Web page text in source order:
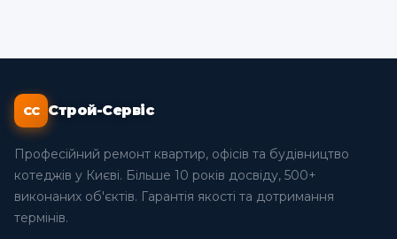
СС Строй-Сервіс
Професійний ремонт квартир, офісів та будівництво
котеджів у Києві. Більше 10 років досвіду, 500+
виконаних об'єктів. Гарантія якості та дотримання
термінів.